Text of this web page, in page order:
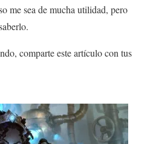
me sea de mucha utilidad, pero
comparte este artículo con tus